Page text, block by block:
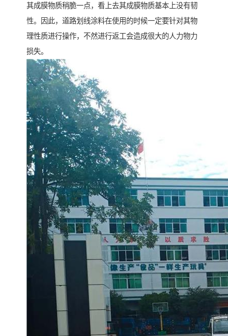
其成膜物质稍脆一点，看上去其成膜物质基本上没有韧
性。因此，道路划线涂料在使用的时候一定要针对其物
理性质进行操作，不然进行返工会造成很大的人力物力
损失。